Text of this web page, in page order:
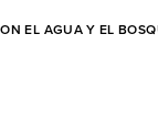
EL AGUA Y EL